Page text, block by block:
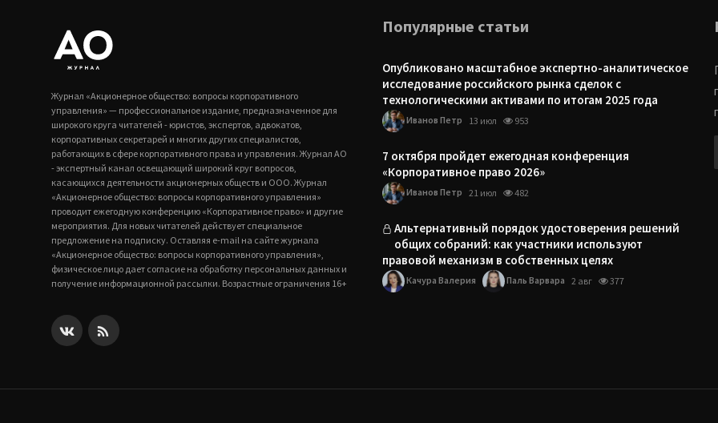
Журнал «Акционерное общество: вопросы корпоративного
управления» — профессиональное издание, предназначенное для
широкого круга читателей - юристов, экспертов, адвокатов,
корпоративных секретарей и многих других специалистов,
работающих в сфере корпоративного права и управления. Журнал АО
- экспертный канал освещающий широкий круг вопросов,
касающихся деятельности акционерных обществ и ООО. Журнал
«Акционерное общество: вопросы корпоративного управления»
проводит ежегодную конференцию «Корпоративное право» и другие
мероприятия. Для новых читателей действует специальное
предложение на подписку. Оставляя e-mail на сайте журнала
«Акционерное общество: вопросы корпоративного управления»,
физическое лицо дает согласие на обработку персональных данных и
получение информационной рассылки. Возрастные ограничения 16+
Популярные статьи
Опубликовано масштабное экспертно-аналитическое
исследование российского рынка сделок с
технологическими активами по итогам 2025 года
Иванов Петр 13 июл 953
7 октября пройдет ежегодная конференция
«Корпоративное право 2026»
Иванов Петр 21 июл 482
Альтернативный порядок удостоверения решений
общих собраний: как участники используют
правовой механизм в собственных целях
Качура Валерия Паль Варвара 2 авг 377